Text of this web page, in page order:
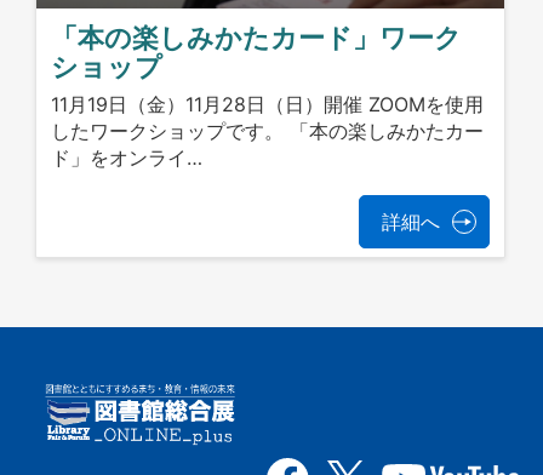
「本の楽しみかたカード」ワーク
ショップ
11月19日（金）11月28日（日）開催 ZOOMを使用
したワークショップです。 「本の楽しみかたカー
ド」をオンライ…
詳細へ